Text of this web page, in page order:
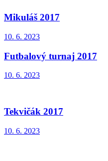
Mikuláš 2017
10. 6. 2023
Futbalový turnaj 2017
10. 6. 2023
Tekvičák 2017
10. 6. 2023